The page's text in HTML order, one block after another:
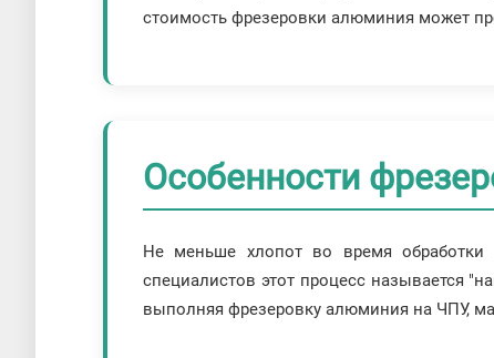
стоимость фрезеровки алюминия может
Особенности
Не меньше хлопот во время
специалистов этот процесс называется
выполняя фрезеровку алюминия на ЧПУ,